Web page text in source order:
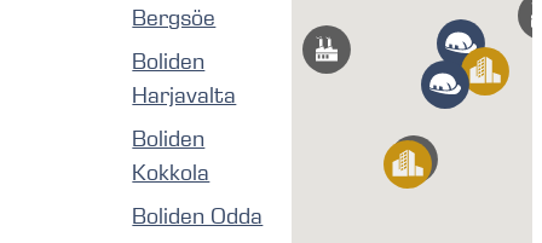
Bergsöe
Boliden
Harjavalta
Boliden
Kokkola
Boliden Odda